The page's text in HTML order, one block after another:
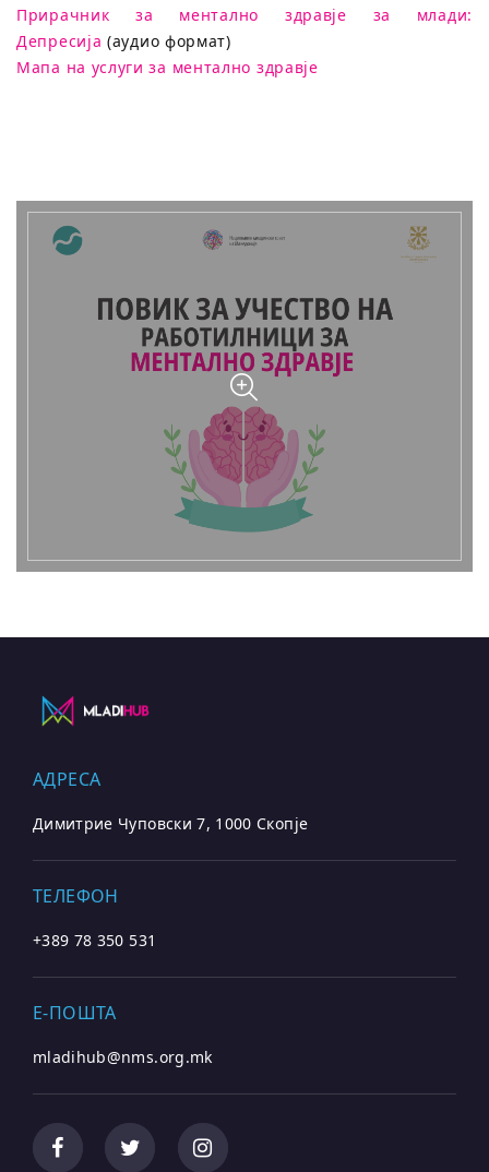
Прирачник за ментално здравје за млади:
Депресија (аудио формат)
Мапа на услуги за ментално здравје
АДРЕСА
Димитрие Чуповски 7, 1000 Скопје
ТЕЛЕФОН
+389 78 350 531
E-ПОШТА
mladihub@nms.org.mk